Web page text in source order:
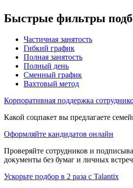
Быстрые фильтры
Частичная занятость
Гибкий график
Полная занятость
Полный день
Сменный график
Вахтовый метод
Корпоративная поддержка
Какой соцпакет вы предлагаете
Оформляйте кандидатов онлайн
Проверяйте сотрудников и
документы без бумаг и личных встреч
Ускорьте подбор в 2 раза с Talantix